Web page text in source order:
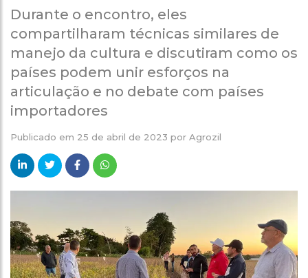
Durante o encontro, eles
compartilharam técnicas similares de
manejo da cultura e discutiram como os
países podem unir esforços na
articulação e no debate com países
importadores
Publicado em 25 de abril de 2023 por Agrozil